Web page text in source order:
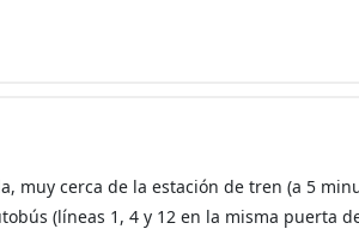
muy cerca de la estación de tren (a 5
(líneas 1, 4 y 12 en la misma puerta